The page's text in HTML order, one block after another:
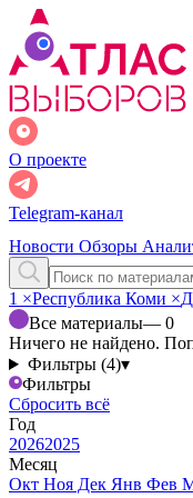
О проекте
Telegram-канал
Новости Обзоры
1 ×Республика Коми ×
Все материалы— 0
Ничего не найдено.
Фильтры (4)▾
Фильтры
Сбросить всё
Год
20262025
Месяц
Окт Ноя Дек Янв Фев